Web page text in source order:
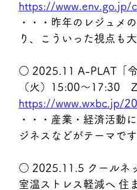
https://
・・・昨年のレジュメ
り、こういった視点も
○ 2025.11 A-PLAT「令
（火）15:00～17:30
https://www.wxbc.jp/
・・・産業・経済活動
ジネスなどがテーマです
○ 2025.11.5 クールネ
室温ストレス軽減へ 住